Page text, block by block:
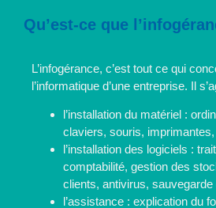
Qu’est-ce que
L’infogérance, c’est tout ce qui
l’informatique d’une entreprise. Il
l’installation du matériel :
claviers, souris,
l’installation des logiciels :
comptabilité, gestion des
clients, antivirus,
l’assistance : explication du